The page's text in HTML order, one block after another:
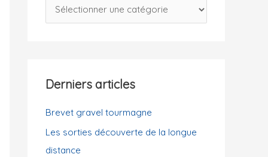
h
a
r
i
e
Derniers articles
Brevet gravel tourmagne
Les sorties découverte de la longue
distance